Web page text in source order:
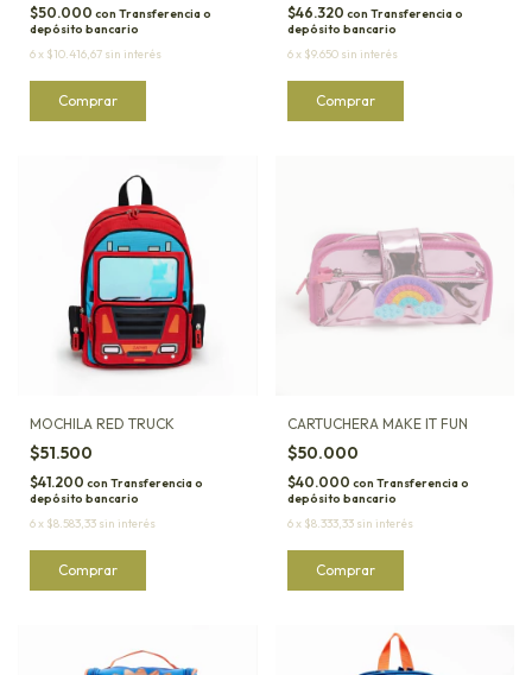
$50.000 con Transferencia o
depósito bancario
6x $10.416,67 sin interés
$46.320 con Transferencia o
depósito bancario
6x $9.650 sin interés
MOCHILA RED TRUCK
$51.500
$41.200 con Transferencia o
depósito bancario
6x $8.583,33 sin interés
CARTUCHERA MAKE IT FUN
$50.000
$40.000 con Transferencia o
depósito bancario
6x $8.333,33 sin interés